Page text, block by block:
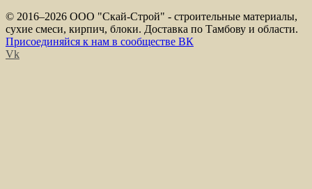
© 2016–2026 ООО "Скай-Строй" - строительные материалы,
сухие смеси, кирпич, блоки. Доставка по Тамбову и области.
Присоединяйся к нам в сообществе ВК
Vk